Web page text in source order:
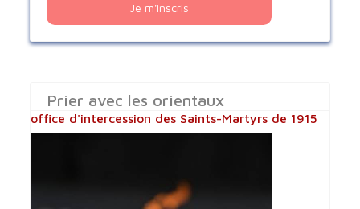
Je m'inscris
Prier avec les orientaux
office d'intercession des Saints-Martyrs de 1915